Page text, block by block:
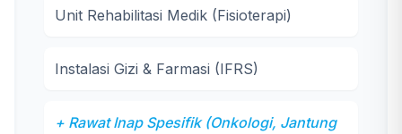
Unit Rehabilitasi Medik (Fisioterapi)
Instalasi Gizi & Farmasi (IFRS)
+ Rawat Inap Spesifik (Onkologi, Jantung